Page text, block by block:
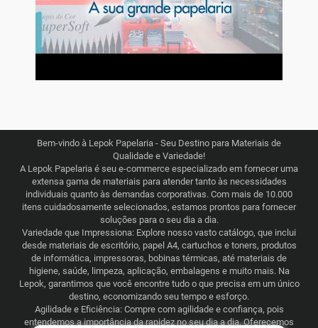
Bem-vindo à Lepok Papelaria - Seu Destino para Materiais de
Qualidade e Variedade!
A Lepok Papelaria é seu e-commerce especializado em fornecer uma
extensa gama de materiais para atender tanto às necessidades
individuais quanto às demandas corporativas. Com mais de 10.000
itens cuidadosamente selecionados, estamos prontos para fornecer
soluções para o seu dia a dia.
Variedade que Impressiona: Explore nosso vasto catálogo, que inclui
desde materiais de escritório, papel A4, cartuchos e toners, produtos
de informática, impressoras, bobinas térmicas, até materiais de
higiene, saúde, limpeza, aplicação, embalagens e muito mais. Na
Lepok, garantimos que você encontre tudo o que precisa em um único
destino, economizando seu tempo e esforço.
Agilidade e Eficiência: Compre com agilidade e confiança, pois
entendemos a importância da rapidez no seu dia a dia. Oferecemos